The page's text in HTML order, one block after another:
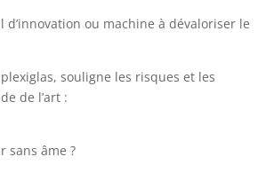
d’innovation ou machine à dévaloriser le
souligne les risques et les
de l’art :
sans âme ?